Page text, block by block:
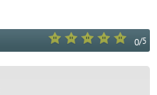
0/5